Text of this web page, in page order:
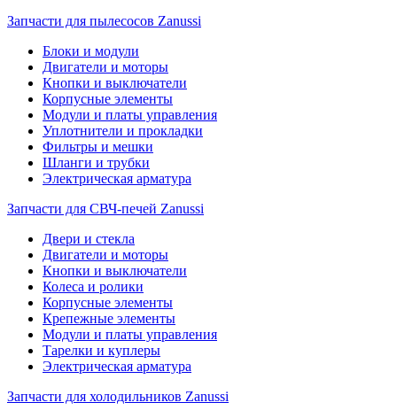
Запчасти для пылесосов Zanussi
Блоки и модули
Двигатели и моторы
Кнопки и выключатели
Корпусные элементы
Модули и платы управления
Уплотнители и прокладки
Фильтры и мешки
Шланги и трубки
Электрическая арматура
Запчасти для СВЧ-печей Zanussi
Двери и стекла
Двигатели и моторы
Кнопки и выключатели
Колеса и ролики
Корпусные элементы
Крепежные элементы
Модули и платы управления
Тарелки и куплеры
Электрическая арматура
Запчасти для холодильников Zanussi